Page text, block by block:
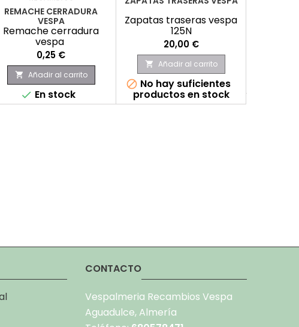
REMACHE CERRADURA
VESPA
Remache cerradura
vespa
Precio
0,25 €
 Añadir al carrito
 En stock
Zapatas traseras vespa
125N
Precio
20,00 €
 Añadir al carrito
 No hay suficientes
productos en stock
CONTACTO
Vespalmeria Recambios Vespa
Aguadulce, Almería